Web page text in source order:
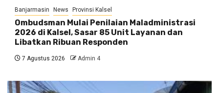
Banjarmasin News Provinsi Kalsel
Ombudsman Mulai Penilaian Maladministrasi
2026 di Kalsel, Sasar 85 Unit Layanan dan
Libatkan Ribuan Responden
7 Agustus 2026 Admin 4